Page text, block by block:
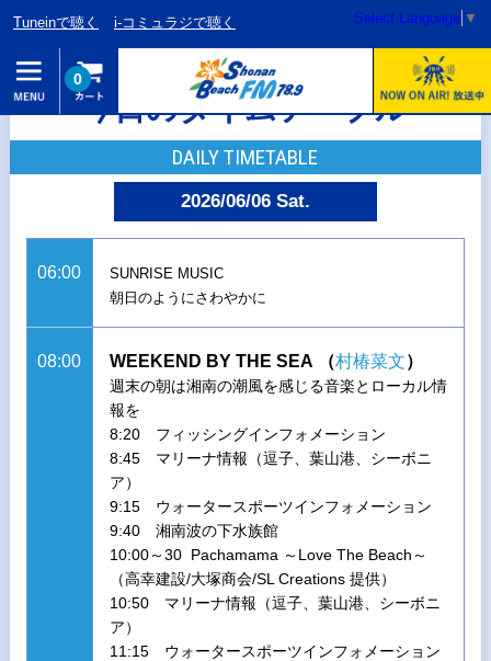
Tuneinで聴く i-コミュラジで聴く Select Language ▼
0
今日のタイムテーブル
DAILY TIMETABLE
2026/06/06 Sat.
06:00
SUNRISE MUSIC
朝日のようにさわやかに
08:00 WEEKEND BY THE SEA （村椿菜文）
週末の朝は湘南の潮風を感じる音楽とローカル情
報を
8:20 フィッシングインフォメーション
8:45 マリーナ情報（逗子、葉山港、シーボニ
ア）
9:15 ウォータースポーツインフォメーション
9:40 湘南波の下水族館
10:00～30 Pachamama ～Love The Beach～
（高幸建設/大塚商会/SL Creations 提供）
10:50 マリーナ情報（逗子、葉山港、シーボニ
ア）
11:15 ウォータースポーツインフォメーション